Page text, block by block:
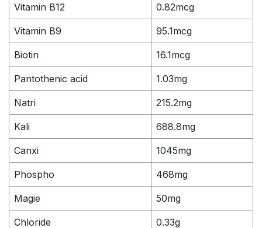
Vitamin B12 0.82mcg
Vitamin B9 95.1mcg
Biotin 16.1mcg
Pantothenic acid 1.03mg
Natri 215.2mg
Kali 688.8mg
Canxi 1045mg
Phospho 468mg
Magie 50mg
Chloride 0.33g